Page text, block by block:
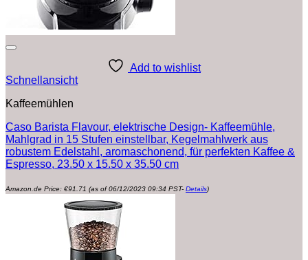
Add to wishlist
Schnellansicht
Kaffeemühlen
Caso Barista Flavour, elektrische Design- Kaffeemühle,
Mahlgrad in 15 Stufen einstellbar, Kegelmahlwerk aus
robustem Edelstahl, aromaschonend, für perfekten Kaffee &
Espresso, 23.50 x 15.50 x 35.50 cm
Amazon.de Price: €91.71 (as of 06/12/2023 09:34 PST- Details)